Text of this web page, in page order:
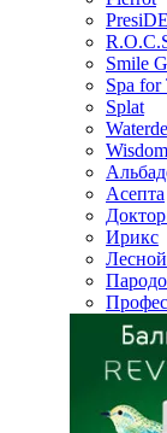
Smile
Spa for
Splat
Wisdom
Асепта
Ирикс